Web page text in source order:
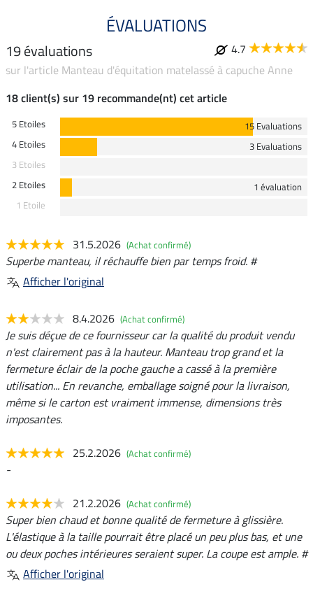
ÉVALUATIONS
19 évaluations
4.7
sur l'article Manteau d'équitation matelassé à capuche Anne
18 client(s) sur 19 recommande(nt) cet article
5 Etoiles
15 Evaluations
4 Etoiles
3 Evaluations
3 Etoiles
2 Etoiles
1 évaluation
1 Etoile
31.5.2026 (Achat confirmé)
Superbe manteau, il réchauffe bien par temps froid. #
Afficher l'original
8.4.2026 (Achat confirmé)
Je suis déçue de ce fournisseur car la qualité du produit vendu
n'est clairement pas à la hauteur. Manteau trop grand et la
fermeture éclair de la poche gauche a cassé à la première
utilisation... En revanche, emballage soigné pour la livraison,
même si le carton est vraiment immense, dimensions très
imposantes.
25.2.2026 (Achat confirmé)
-
21.2.2026 (Achat confirmé)
Super bien chaud et bonne qualité de fermeture à glissière.
L'élastique à la taille pourrait être placé un peu plus bas, et une
ou deux poches intérieures seraient super. La coupe est ample. #
Afficher l'original